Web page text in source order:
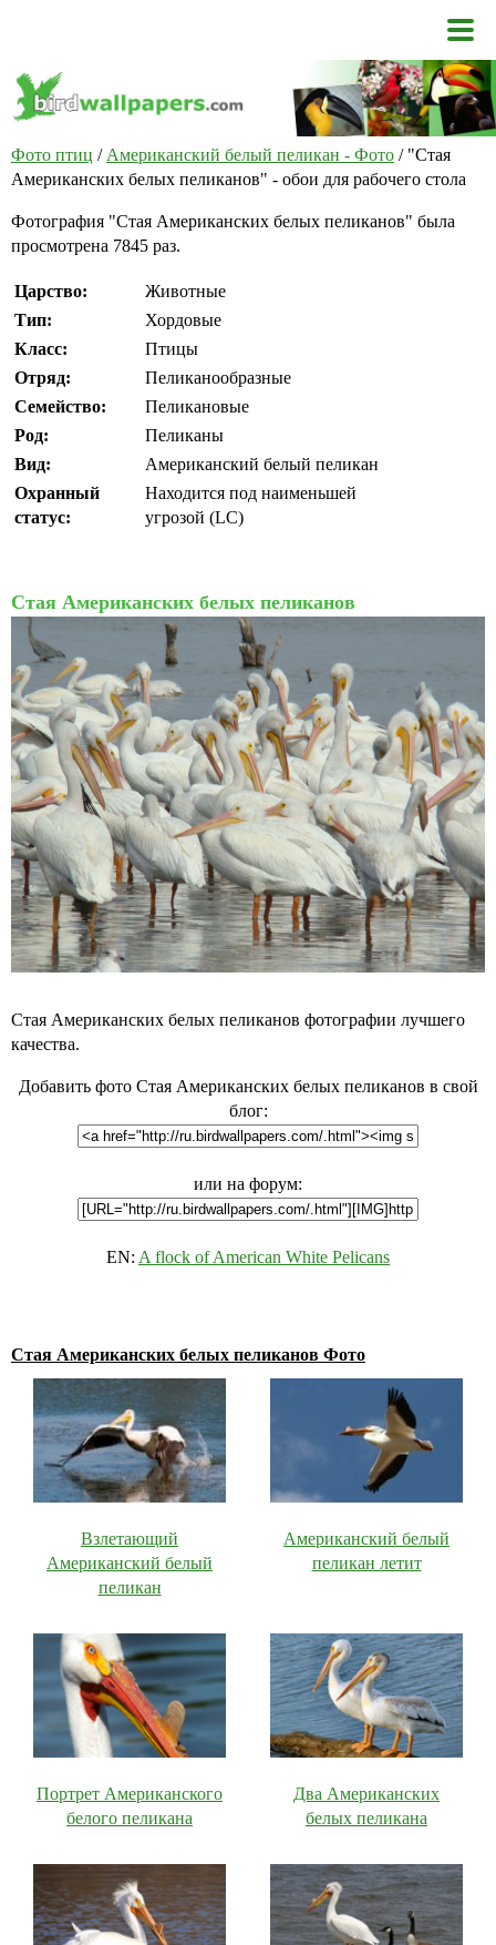
Фото птиц / Американский белый пеликан - Фото / "Стая
Американских белых пеликанов" - обои для рабочего стола
Фотография "Стая Американских белых пеликанов" была
просмотрена 7845 раз.
Царство:
Животные
Тип:
Хордовые
Класс:
Птицы
Отряд:
Пеликанообразные
Семейство:
Пеликановые
Род:
Пеликаны
Вид:
Американский белый пеликан
Охранный
статус:
Находится под наименьшей
угрозой (LC)
Стая Американских белых пеликанов
Стая Американских белых пеликанов фотографии лучшего
качества.
Добавить фото Стая Американских белых пеликанов в свой
блог:
или на форум:
EN: A flock of American White Pelicans
Стая Американских белых пеликанов Фото
Взлетающий
Американский белый
пеликан
Американский белый
пеликан летит
Портрет Американского
белого пеликана
Два Американских
белых пеликана